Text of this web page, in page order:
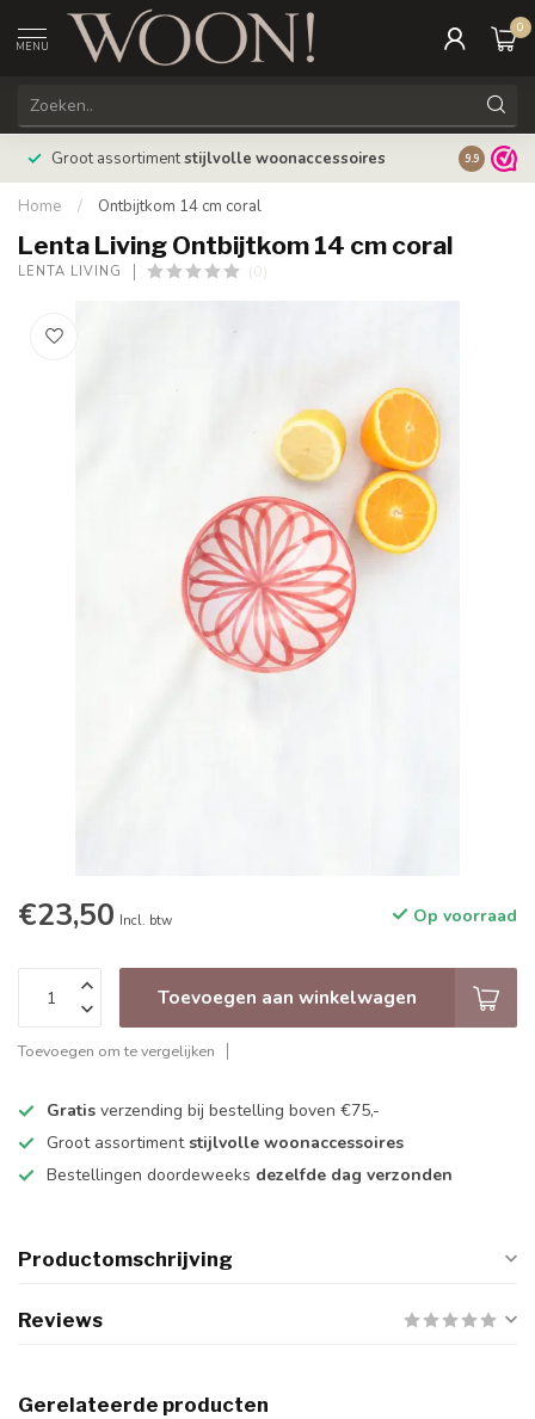
MENU
0
Groot assortimentstijlvolle woonaccessoires 9.9
Home / Ontbijtkom 14 cm coral
Lenta Living Ontbijtkom 14 cm coral
LENTA LIVING (0)
€23,50 Incl. btw Op voorraad
Toevoegen aan winkelwagen
Toevoegen om te vergelijken
Gratis verzending bij bestelling boven €75,-
Groot assortiment stijlvolle woonaccessoires
Bestellingen doordeweeks dezelfde dag verzonden
Productomschrijving
Reviews
Gerelateerde producten